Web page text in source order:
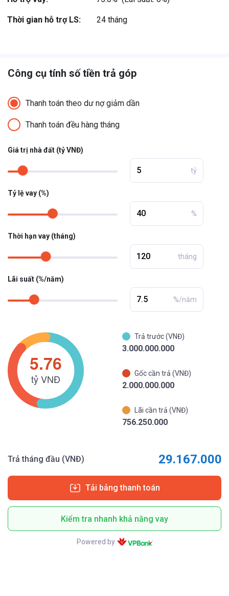
thương hiệu Imperia gồm ...
Xem thêm
Thời gian hỗ trợ LS: 24 tháng
Công cụ tính số tiền trả góp
Thanh toán theo dư nợ giảm dần
Thanh toán đều hàng tháng
Giá trị nhà đất (tỷ VNĐ)
tỷ
Tỷ lệ vay (%)
%
Thời hạn vay (tháng)
tháng
Lãi suất (%/năm)
%/năm
Trả trước (VNĐ)
3.000.000.000
Gốc cần trả (VNĐ)
2.000.000.000
Lãi cần trả (VNĐ)
756.250.000
Trả tháng đầu (VNĐ) 29.167.000
Tải bảng thanh toán
Kiểm tra nhanh khả năng vay
Powered by